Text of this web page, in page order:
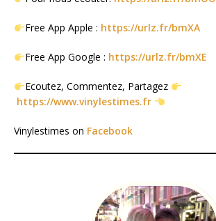
Free App Apple : https://urlz.fr/bmXA
Free App Google : https://urlz.fr/bmXE
Ecoutez, Commentez, Partagez
https://www.vinylestimes.fr
Vinylestimes on Facebook